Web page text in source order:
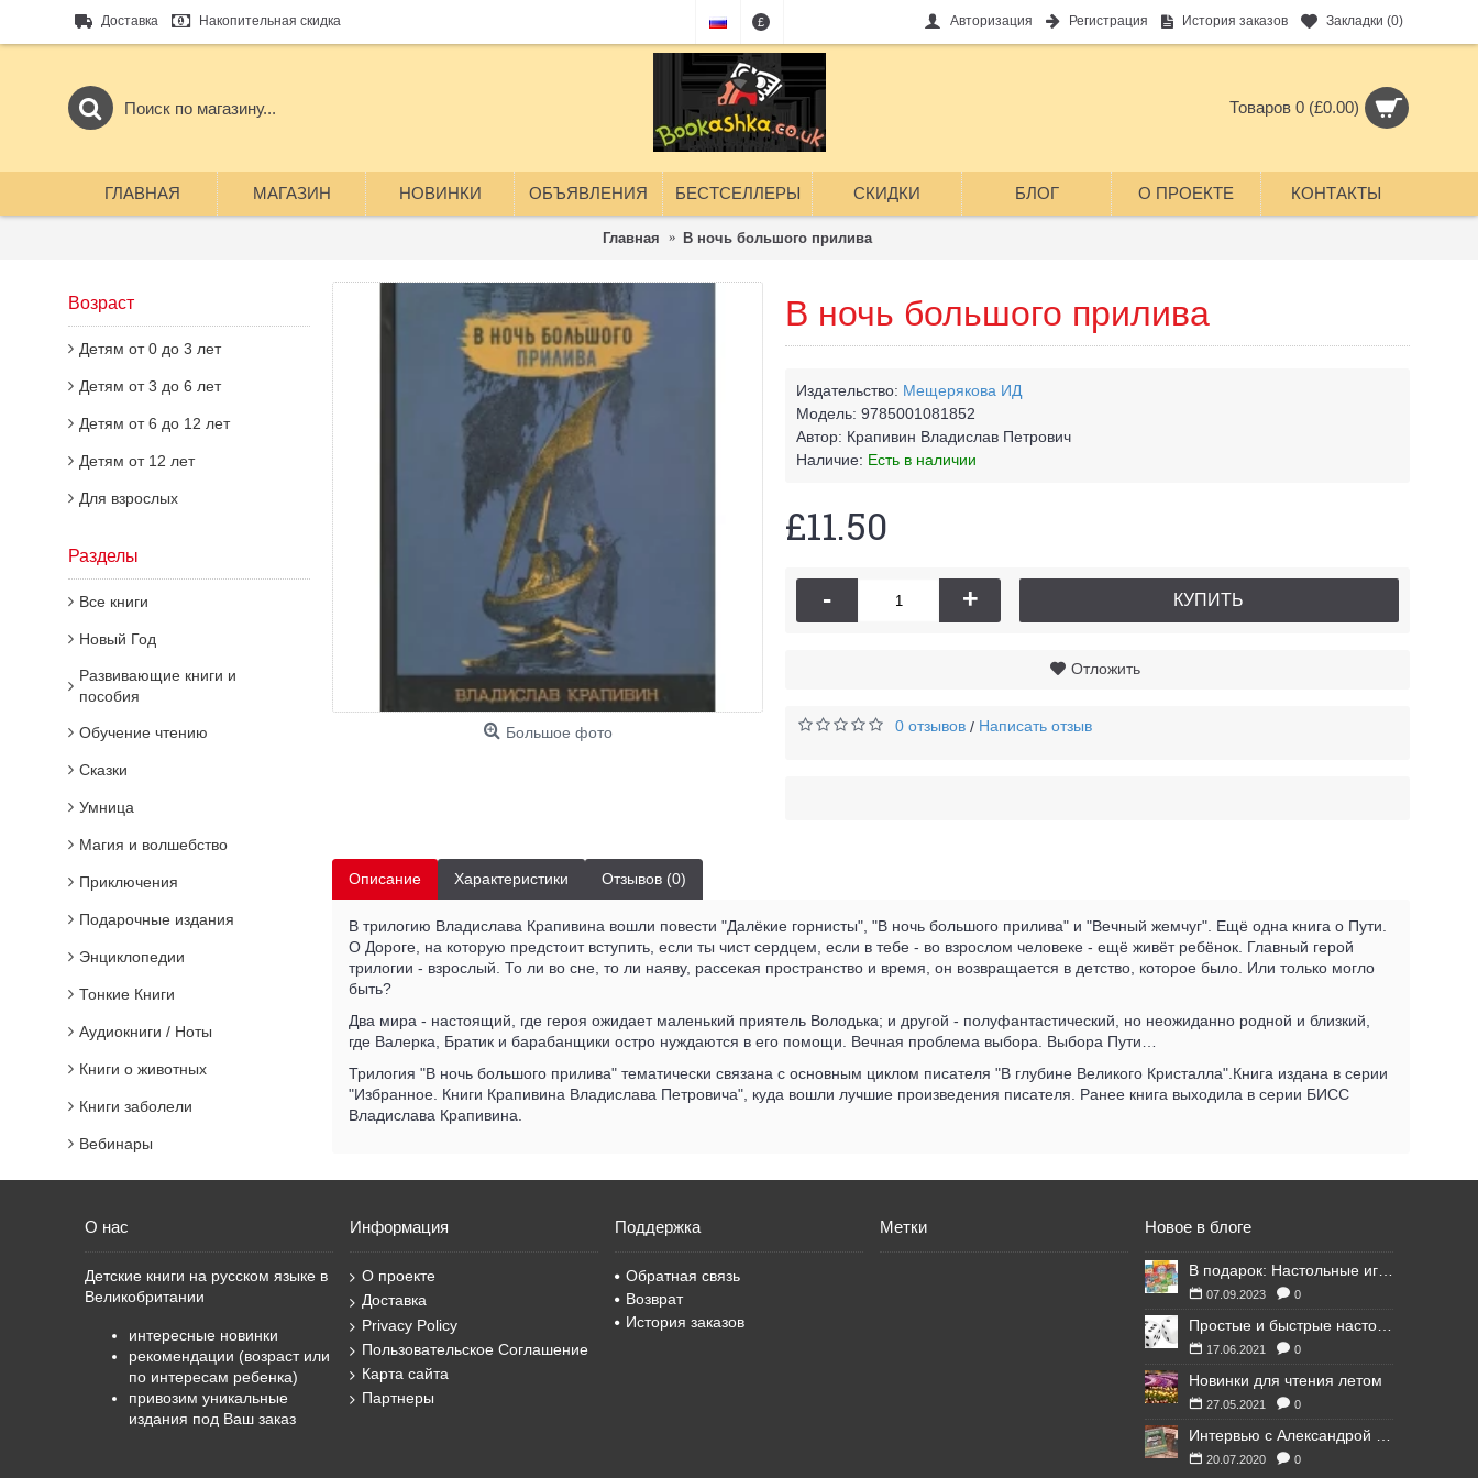
Доставка Накопительная скидка £ Авторизация Регистрация История заказов Закладки (0)
Товаров 0 (£0.00)
ГЛАВНАЯ МАГАЗИН НОВИНКИ ОБЪЯВЛЕНИЯ БЕСТСЕЛЛЕРЫ СКИДКИ БЛОГ О ПРОЕКТЕ КОНТАКТЫ
Главная В ночь большого прилива
Возраст
Детям от 0 до 3 лет
Детям от 3 до 6 лет
Детям от 6 до 12 лет
Детям от 12 лет
Для взрослых
Разделы
Все книги
Новый Год
Развивающие книги и
пособия
Обучение чтению
Сказки
Умница
Магия и волшебство
Приключения
Подарочные издания
Энциклопедии
Тонкие Книги
Аудиокниги / Ноты
Книги о животных
Книги заболели
Вебинары
Большое фото
В ночь большого прилива
Издательство: Мещерякова ИД
Модель: 9785001081852
Автор: Крапивин Владислав Петрович
Наличие: Есть в наличии
£11.50
- + КУПИТЬ
Отложить
0 отзывов / Написать отзыв
Описание Характеристики Отзывов (0)
В трилогию Владислава Крапивина вошли повести "Далёкие горнисты", "В ночь большого прилива" и "Вечный жемчуг". Ещё одна книга о Пути.
О Дороге, на которую предстоит вступить, если ты чист сердцем, если в тебе - во взрослом человеке - ещё живёт ребёнок. Главный герой
трилогии - взрослый. То ли во сне, то ли наяву, рассекая пространство и время, он возвращается в детство, которое было. Или только могло
быть?
Два мира - настоящий, где героя ожидает маленький приятель Володька; и другой - полуфантастический, но неожиданно родной и близкий,
где Валерка, Братик и барабанщики остро нуждаются в его помощи. Вечная проблема выбора. Выбора Пути…
Трилогия "В ночь большого прилива" тематически связана с основным циклом писателя "В глубине Великого Кристалла".Книга издана в серии
"Избранное. Книги Крапивина Владислава Петровича", куда вошли лучшие произведения писателя. Ранее книга выходила в серии БИСС
Владислава Крапивина.
О нас
Детские книги на русском языке в
Великобритании
интересные новинки
рекомендации (возраст или
по интересам ребенка)
привозим уникальные
издания под Ваш заказ
Информация
О проекте
Доставка
Privacy Policy
Пользовательское Соглашение
Карта сайта
Партнеры
Поддержка
Обратная связь
Возврат
История заказов
Метки Новое в блоге
07.09.2023 0
17.06.2021 0
Новинки для чтения летом
27.05.2021 0
20.07.2020 0